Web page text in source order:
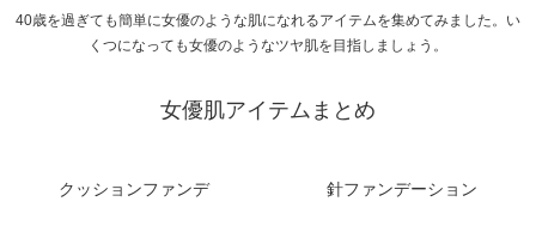
40歳を過ぎても簡単に女優のような肌になれるアイテムを集めてみました。い
くつになっても女優のようなツヤ肌を目指しましょう。
女優肌アイテムまとめ
クッションファンデ 針ファンデーション